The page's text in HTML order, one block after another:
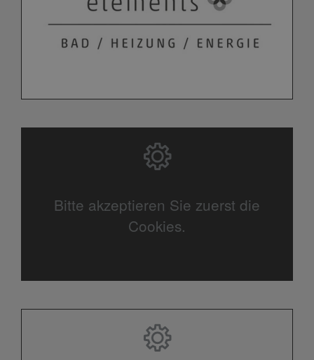
Bitte akzeptieren Sie zuerst die
Cookies.